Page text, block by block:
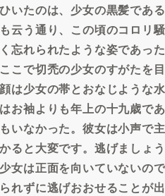
いたのは、少女の黒髪であ
云う通り、この頃のコロリ
忘れられたような姿であっ
こで切禿の少女のすがたを
は少女の帯とおなじような
お袖よりも年上の十九歳で
いなかった。彼女は小声で主
かると大変です。逃げましょう
女は正面を向いていないの
れずに逃げおおせることが